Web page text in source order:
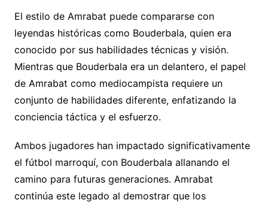
El estilo de Amrabat puede compararse con
leyendas históricas como Bouderbala, quien era
conocido por sus habilidades técnicas y visión.
Mientras que Bouderbala era un delantero, el papel
de Amrabat como mediocampista requiere un
conjunto de habilidades diferente, enfatizando la
conciencia táctica y el esfuerzo.
Ambos jugadores han impactado significativamente
el fútbol marroquí, con Bouderbala allanando el
camino para futuras generaciones. Amrabat
continúa este legado al demostrar que los